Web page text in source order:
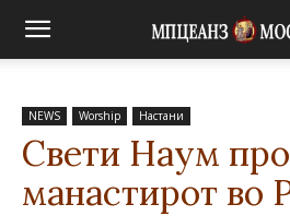
NEWS Worship Настани
Свети Наум
манастирот во